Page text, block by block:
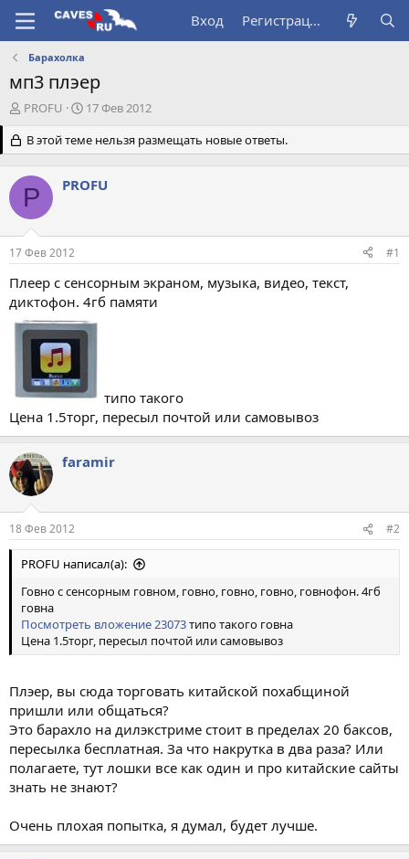
Вход Регистрация
Барахолка
мп3 плэер
А
т
о
р
т
е
м
ы
PROFU
Д
т
а
а
л
17 Фев 2012
В этой теме нельзя размещать новые ответы.
P PROFU
17 Фев 2012 #1
Плеер с сенсорным экраном, музыка, видео, текст,
диктофон. 4гб памяти
типо такого
Цена 1.5торг, пересыл почтой или самовывоз
faramir
18 Фев 2012 #2
PROFU написал(а):
Говно с сенсорным говном, говно, говно, говно, говнофон. 4гб
говна
Посмотреть вложение 23073типо такого говна
Цена 1.5торг, пересыл почтой или самовывоз
Плэер, вы сюда торговать китайской похабщиной
пришли или общаться?
Это барахло на дилэкстриме стоит в пределах 20 баксов,
пересылка бесплатная. За что накрутка в два раза? Или
полагаете, тут лошки все как один и про китайские сайты
знать не знают?
Очень плохая попытка, я думал, будет лучше.